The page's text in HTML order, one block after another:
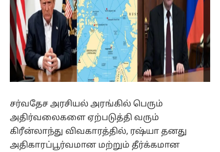
சர்வதேச அரசியல் அரங்கில் பெரும்
அதிர்வலைகளை ஏற்படுத்தி வரும்
கிரீன்லாந்து விவகாரத்தில், ரஷ்யா தனது
அதிகாரப்பூர்வமான மற்றும் தீர்க்கமான